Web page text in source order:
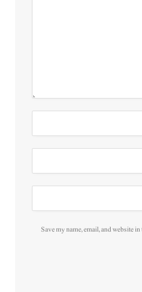
Save my name, email, and website